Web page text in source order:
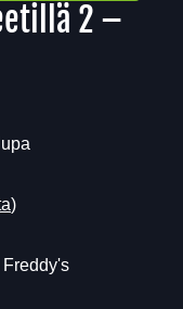
2 –
)
Freddy's